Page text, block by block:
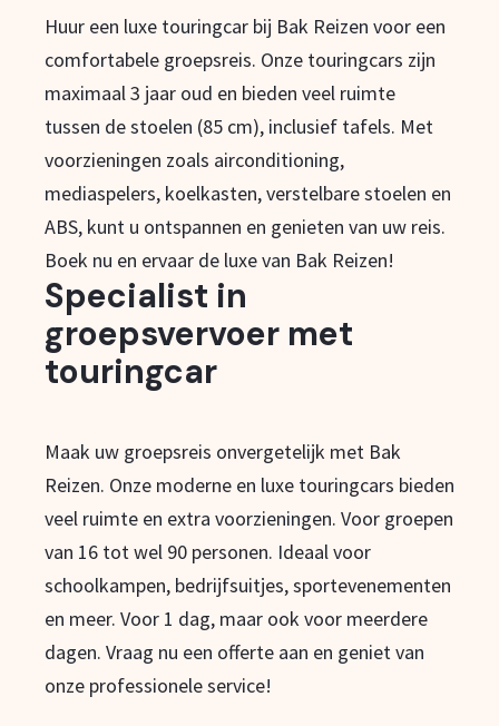
Huur een luxe touringcar bij Bak Reizen voor een
comfortabele groepsreis. Onze touringcars zijn
maximaal 3 jaar oud en bieden veel ruimte
tussen de stoelen (85 cm), inclusief tafels. Met
voorzieningen zoals airconditioning,
mediaspelers, koelkasten, verstelbare stoelen en
ABS, kunt u ontspannen en genieten van uw reis.
Boek nu en ervaar de luxe van Bak Reizen!
Specialist in
groepsvervoer met
touringcar
Maak uw groepsreis onvergetelijk met Bak
Reizen. Onze moderne en luxe touringcars bieden
veel ruimte en extra voorzieningen. Voor groepen
van 16 tot wel 90 personen. Ideaal voor
schoolkampen, bedrijfsuitjes, sportevenementen
en meer. Voor 1 dag, maar ook voor meerdere
dagen. Vraag nu een offerte aan en geniet van
onze professionele service!